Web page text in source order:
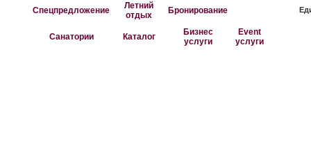
Спецпредложение
Летний
отдых
Бронирование
Санатории Каталог
Бизнес
услуги
Event
услуги